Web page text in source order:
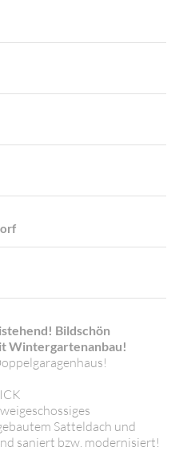
Bildschön
Wintergartenanbau!
Satteldach und
saniert bzw. modernisiert!